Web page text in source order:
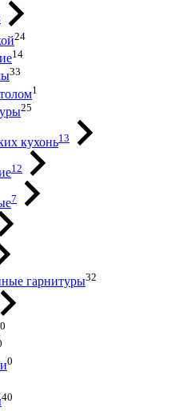
24
14
33
1
25
кухонь13
12
7
гарнитуры32
0
0
40